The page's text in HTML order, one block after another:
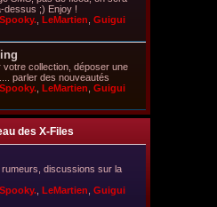
dessus ;) Enjoy !
Spooky. LeMartien Guigui
votre collection, déposer une
parler des nouveautés
Spooky. LeMartien Guigui
des X-Files
discussions sur la
Spooky. LeMartien Guigui